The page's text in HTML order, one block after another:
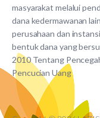
masyarakat melalui
dana kedermawanan
perusahaan dan
bentuk dana yang
2010 Tentang
Pencucian Uang